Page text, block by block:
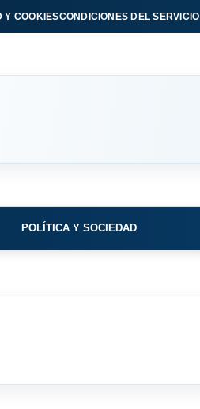
Y COOKIESCONDICIONES DEL SERVICIO
POLÍTICA Y SOCIEDAD